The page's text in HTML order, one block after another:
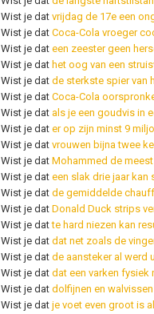
Wist je dat vrijdag de 17e een
Wist je dat Coca-Cola vroeger
Wist je dat een zeester geen
Wist je dat het oog van een
Wist je dat de sterkste spier van
Wist je dat Coca-Cola
Wist je dat als je een goudvis in
Wist je dat er op zijn minst 9
Wist je dat vrouwen bijna twee
Wist je dat Mohammed de
Wist je dat een slak drie jaar kan
Wist je dat de gemiddelde
Wist je dat Donald Duck strips
Wist je datte hard niezen kan
Wist je dat dat net zoals de
Wist je dat de aansteker al werd
Wist je dat dat een varken fysiek
Wist je dat dolfijnen en
Wist je dat je voet even groot is